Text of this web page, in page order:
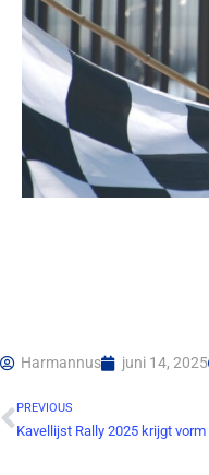
Harmannus juni 14, 2025
PREVIOUS
Kavellijst Rally 2025 krijgt vorm